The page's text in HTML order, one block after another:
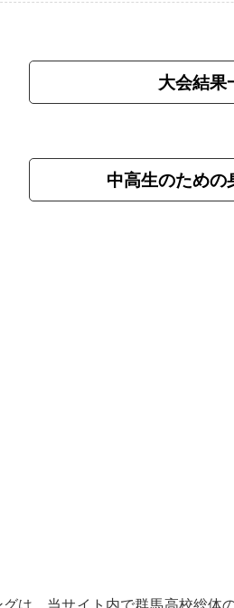
大会結果
中高生のための